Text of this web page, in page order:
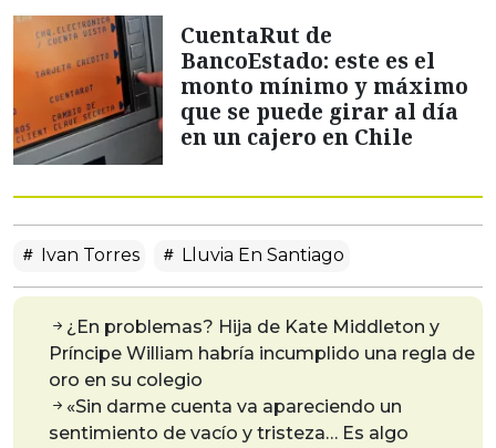
CuentaRut de
BancoEstado: este es el
monto mínimo y máximo
que se puede girar al día
en un cajero en Chile
Ivan Torres Lluvia En Santiago
¿En problemas? Hija de Kate Middleton y
Príncipe William habría incumplido una regla de
oro en su colegio
«Sin darme cuenta va apareciendo un
sentimiento de vacío y tristeza… Es algo